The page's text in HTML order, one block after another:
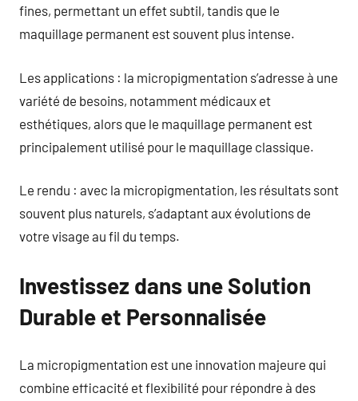
fines, permettant un effet subtil, tandis que le
maquillage permanent est souvent plus intense.
Les applications : la micropigmentation s’adresse à une
variété de besoins, notamment médicaux et
esthétiques, alors que le maquillage permanent est
principalement utilisé pour le maquillage classique.
Le rendu : avec la micropigmentation, les résultats sont
souvent plus naturels, s’adaptant aux évolutions de
votre visage au fil du temps.
Investissez dans une Solution
Durable et Personnalisée
La micropigmentation est une innovation majeure qui
combine efficacité et flexibilité pour répondre à des